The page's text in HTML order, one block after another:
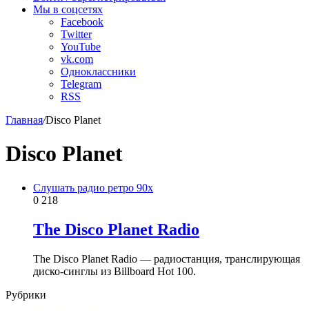
Мы в соцсетях
Facebook
Twitter
YouTube
vk.com
Одноклассники
Telegram
RSS
Главная/Disco Planet
Disco Planet
Слушать радио ретро 90х
0 218
The Disco Planet Radio
The Disco Planet Radio — радиостанция, транслирующая
диско-синглы из Billboard Hot 100.
Рубрики